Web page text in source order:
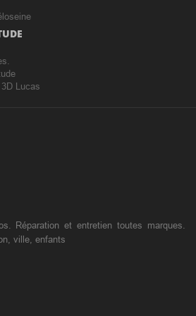
Lucas
Réparation et entretien toutes marques.
ville, enfants